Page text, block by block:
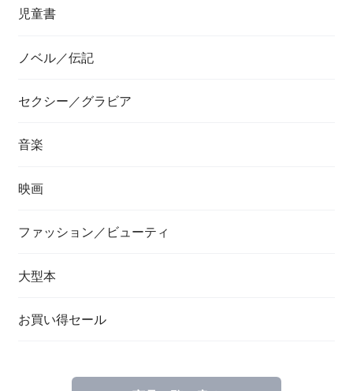
児童書
ノベル／伝記
セクシー／グラビア
音楽
映画
ファッション／ビューティ
大型本
お買い得セール